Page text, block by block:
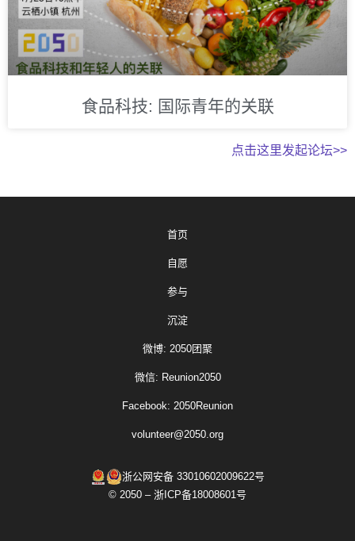
食品科技: 国际青年的关联
点击这里发起论坛>>
首页
自愿
参与
沉淀
微博: 2050团聚
微信: Reunion2050
Facebook: 2050Reunion
volunteer@2050.org
浙公网安备 33010602009622号
© 2050 – 浙ICP备18008601号